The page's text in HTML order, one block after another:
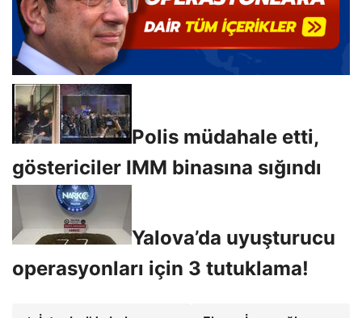
Polis müdahale etti,
göstericiler IMM binasına sığındı
Yalova’da uyuşturucu
operasyonları için 3 tutuklama!